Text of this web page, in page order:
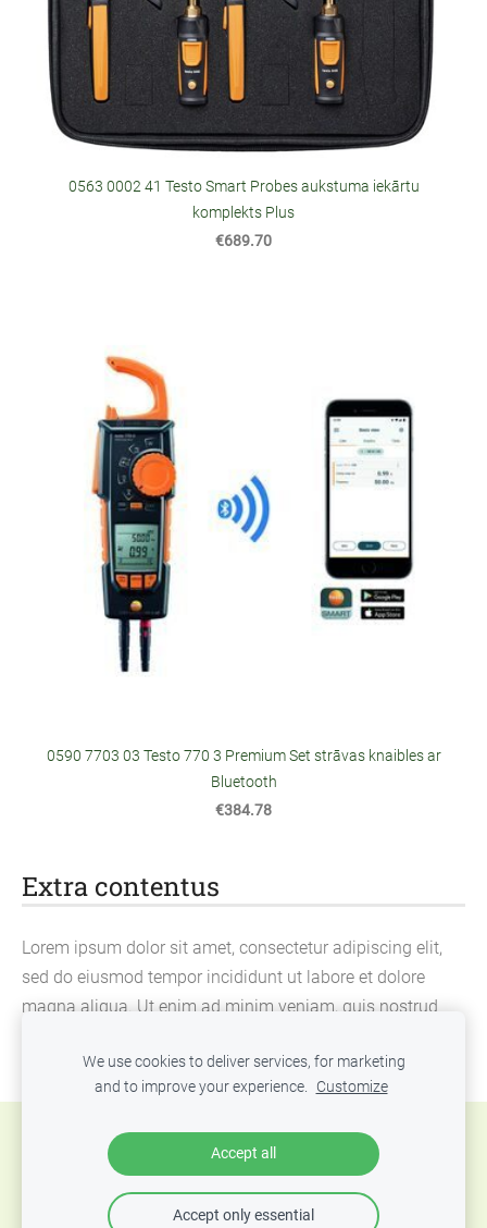
Extra contentus
Lorem ipsum dolor sit amet, consectetur adipiscing elit,
sed do eiusmod tempor incididunt ut labore et dolore
magna aliqua. Ut enim ad minim veniam, quis nostrud
commodo consequat.
0563 0002 41 Testo Smart Probes aukstuma iekārtu
komplekts Plus
€689.70
0590 7703 03 Testo 770 3 Premium Set strāvas knaibles ar
Bluetooth
€384.78
Cookies
We use cookies to deliver services, for marketing
and to improve your experience. Customize
Accept all
Accept only essential